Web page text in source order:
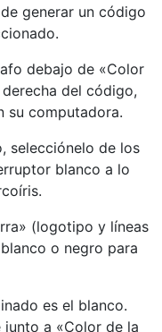
generar un código
debajo de «Color
del código,
su computadora.
selecciónelo de los
blanco a lo
(logotipo y líneas
o negro para
es el blanco.
junto a «Color de la